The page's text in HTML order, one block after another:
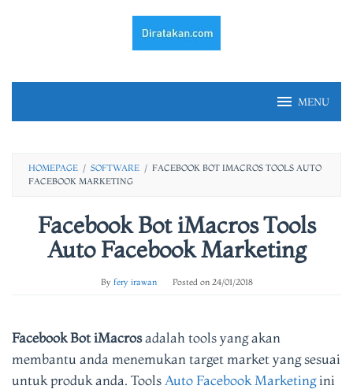
MENU
HOMEPAGE / SOFTWARE / FACEBOOK BOT IMACROS TOOLS AUTO
FACEBOOK MARKETING
Facebook Bot iMacros Tools
Auto Facebook Marketing
By fery irawan Posted on 24/01/2018
Facebook Bot iMacrosadalah tools yang akan
membantu anda menemukan target market yang sesuai
untuk produk anda. Tools Auto Facebook Marketingini